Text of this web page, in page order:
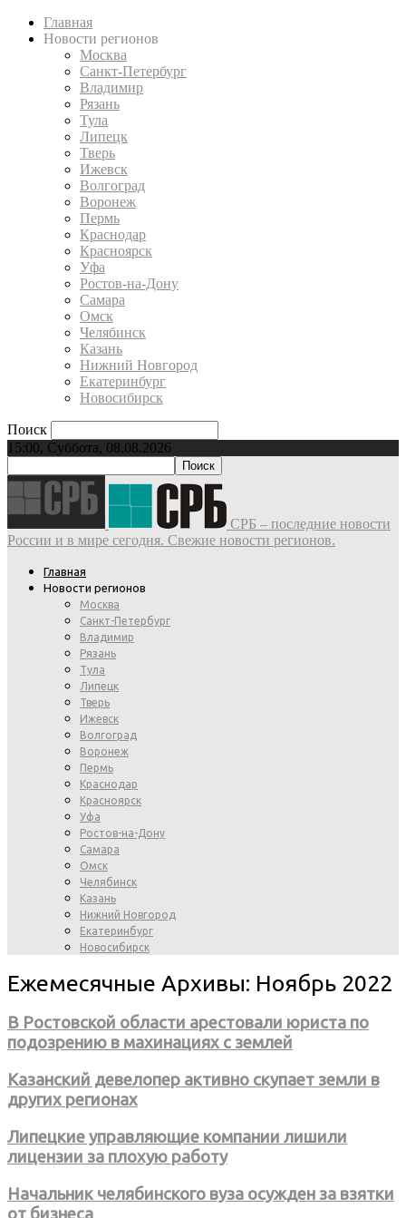
Главная
Новости регионов
Москва
Санкт-Петербург
Владимир
Рязань
Тула
Липецк
Тверь
Ижевск
Волгоград
Воронеж
Пермь
Краснодар
Красноярск
Уфа
Ростов-на-Дону
Самара
Омск
Челябинск
Казань
Нижний Новгород
Екатеринбург
Новосибирск
Поиск
15:00, Суббота, 08.08.2026
СРБ – последние новости
России и в мире сегодня. Свежие новости регионов.
Главная
Новости регионов
Москва
Санкт-Петербург
Владимир
Рязань
Тула
Липецк
Тверь
Ижевск
Волгоград
Воронеж
Пермь
Краснодар
Красноярск
Уфа
Ростов-на-Дону
Самара
Омск
Челябинск
Казань
Нижний Новгород
Екатеринбург
Новосибирск
Ежемесячные Архивы: Ноябрь 2022
В Ростовской области арестовали юриста по
подозрению в махинациях с землей
Казанский девелопер активно скупает земли в
других регионах
Липецкие управляющие компании лишили
лицензии за плохую работу
Начальник челябинского вуза осужден за взятки
от бизнеса